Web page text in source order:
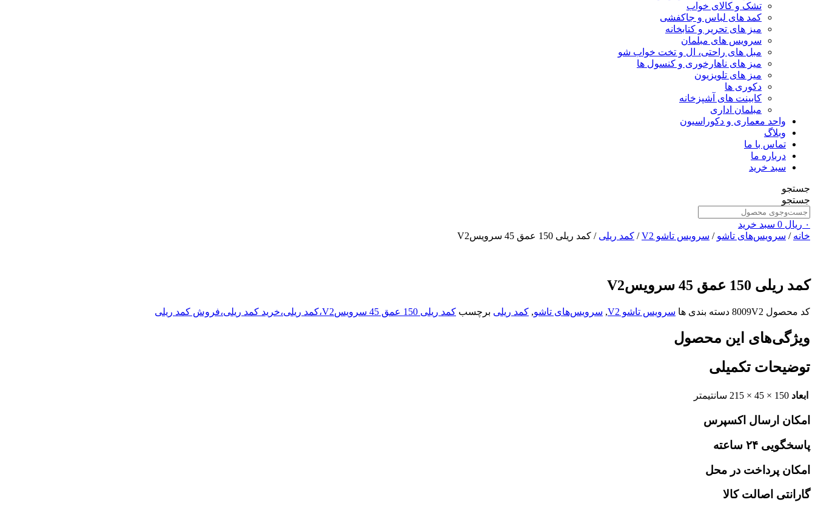
تشک و کالای خواب
کمد های لباس و جاکفشی
میز های تحریر و کتابخانه
سرویس های مبلمان
مبل های راحتی، ال و تخت خواب شو
میز های ناهارخوری و کنسول ها
میز های تلویزیون
دکوری ها
کابینت های آشپزخانه
مبلمان اداری
واحد معماری و دکوراسیون
وبلاگ
تماس با ما
درباره ما
سبد خرید
جستجو
جستجو
۰ ریال 0 سبد خرید
خانه / سرویس‌های تاشو / سرویس تاشو V2 / کمد ریلی / کمد ریلی 150 عمق 45 سرویسV2
کمد ریلی 150 عمق 45 سرویسV2
کد محصول 8009V2 دسته بندی ها سرویس تاشو V2 , سرویس‌های تاشو, کمد ریلی برچسب کمد ریلی 150 عمق 45 سرویسV2،کمد ریلی،خرید کمد ریلی،فروش کمد ریلی
ویژگی‌های این محصول
توضیحات تکمیلی
ابعاد 150 × 45 × 215 سانتیمتر
امکان ارسال اکسپرس
پاسخگویی ۲۴ ساعته
امکان پرداخت در محل
گارانتی اصالت کالا